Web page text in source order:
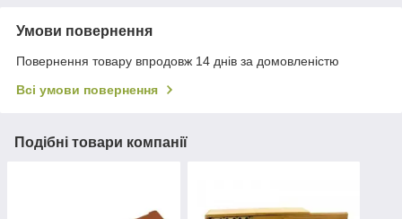
Умови повернення
Повернення товару впродовж 14 днів за домовленістю
Всі умови повернення
Подібні товари компанії